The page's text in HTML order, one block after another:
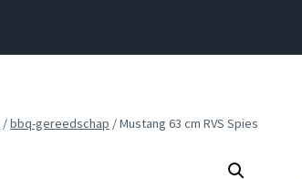
/bbq-gereedschap /Mustang 63 cm RVS Spies